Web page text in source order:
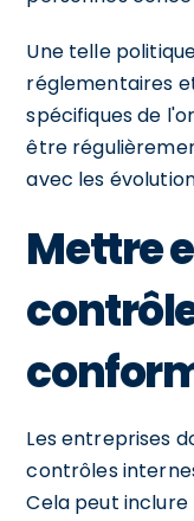
Une telle
réglementaires
spécifiques de
être
avec les
Mettre
Les entreprises
contrôles
Cela peut